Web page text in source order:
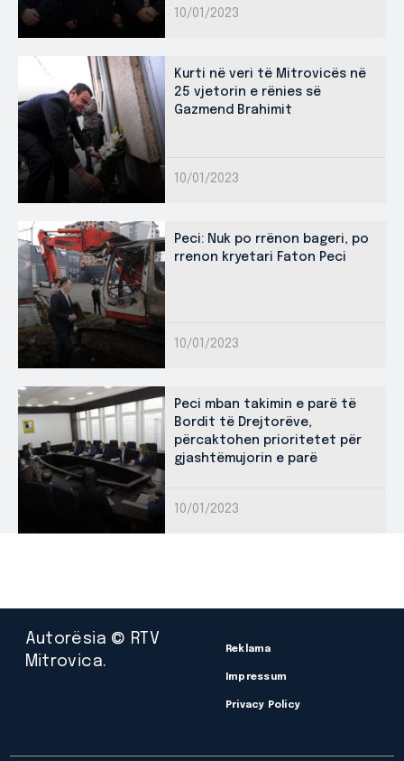
10/01/2023
Kurti në veri të Mitrovicës në
25 vjetorin e rënies së
Gazmend Brahimit
10/01/2023
Peci: Nuk po rrënon bageri, po
rrenon kryetari Faton Peci
10/01/2023
Peci mban takimin e parë të
Bordit të Drejtorëve,
përcaktohen prioritetet për
gjashtëmujorin e parë
10/01/2023
Autorësia © RTV
Mitrovica.
Reklama
Impressum
Privacy Policy